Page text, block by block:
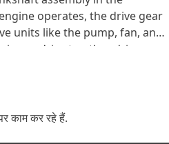
operates, the drive gear
units like the pump, fan, and
drive to other drive
connection. Its optimized
minimizing energy losses
काम कर रहे हैं.